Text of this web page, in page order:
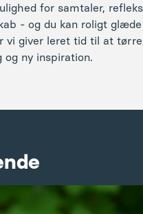
for samtaler,
- og du kan roligt
vi giver leret tid til at
ny inspiration.